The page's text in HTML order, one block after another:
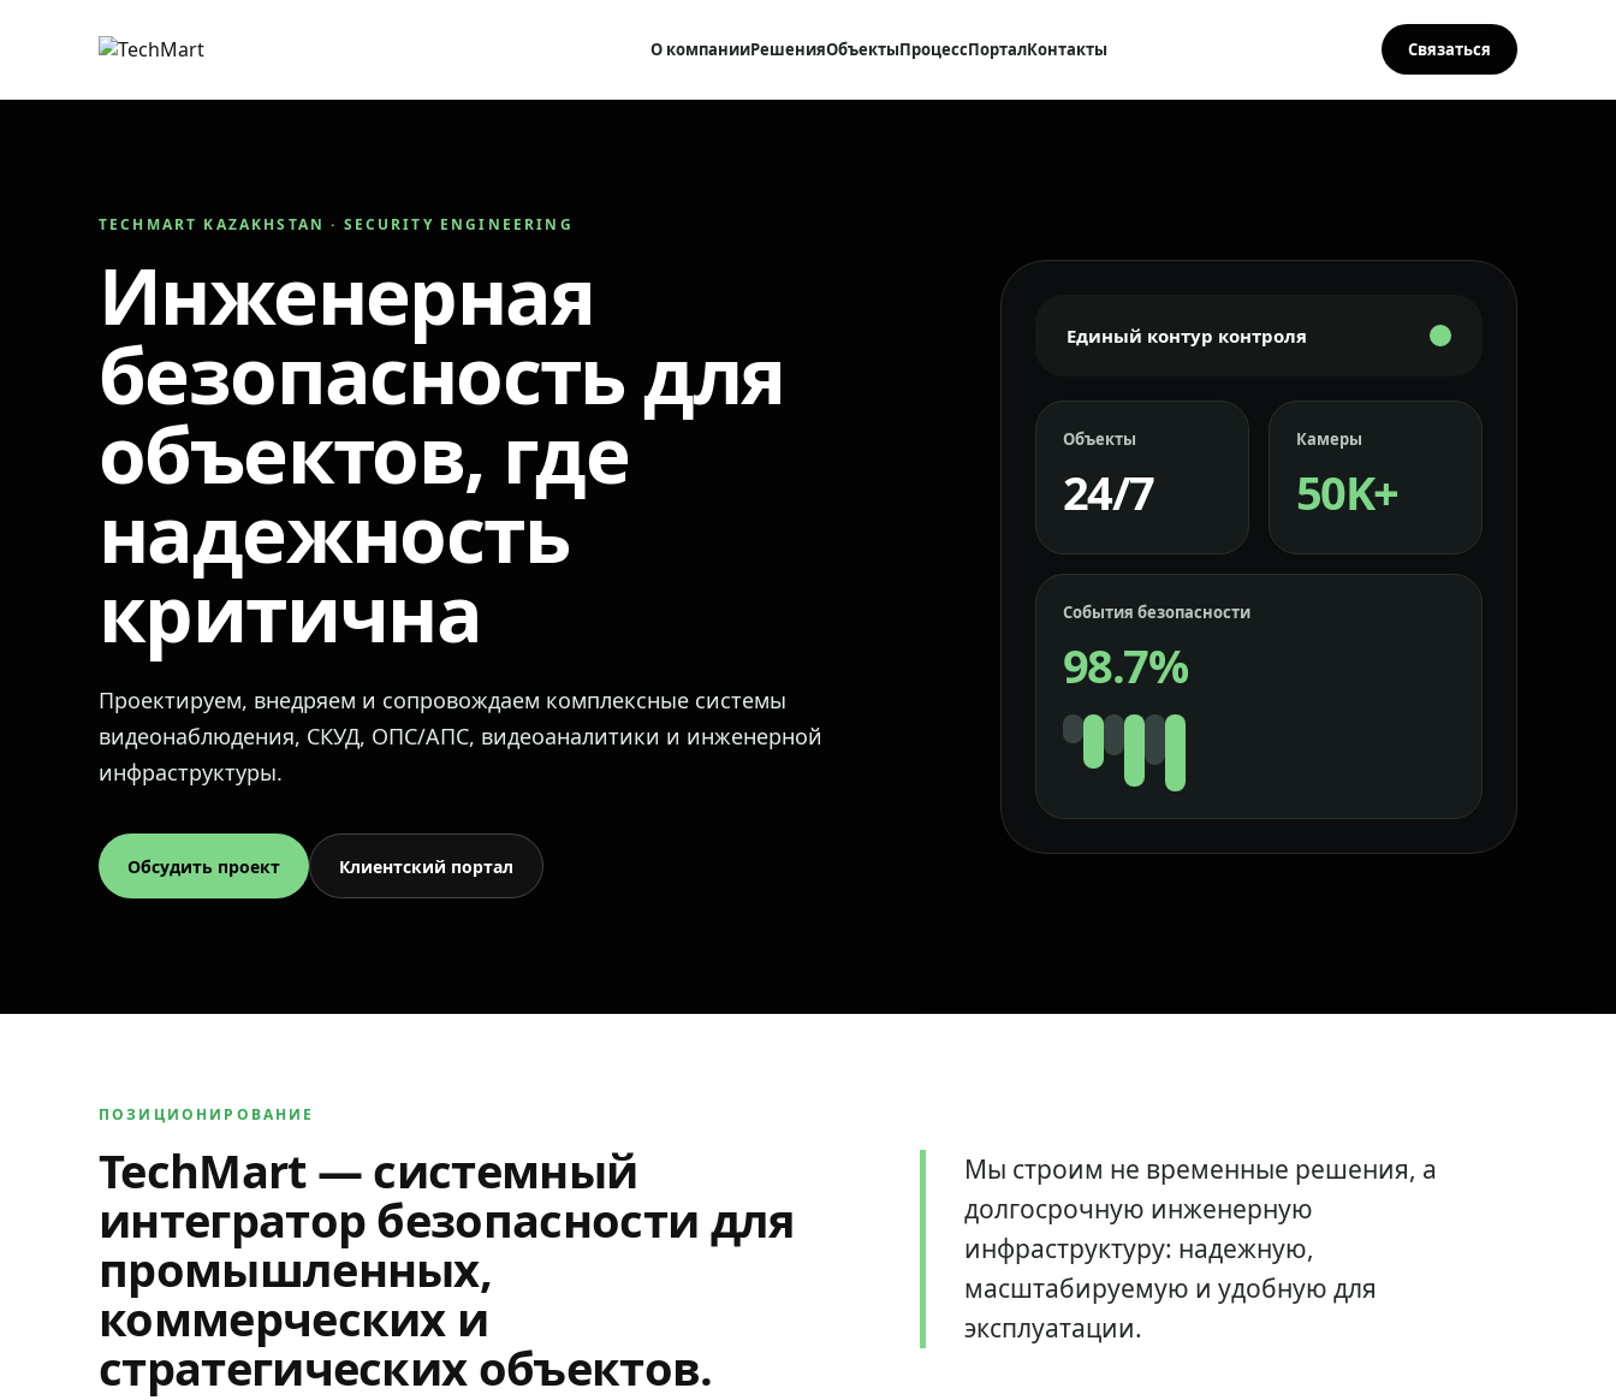
О компанииРешенияОбъектыПроцессПорталКонтакты Связаться
TECHMART KAZAKHSTAN · SECURITY ENGINEERING
Инженерная
безопасность для
объектов, где
надежность
критична
Проектируем, внедряем и сопровождаем комплексные системы
видеонаблюдения, СКУД, ОПС/АПС, видеоаналитики и инженерной
инфраструктуры.
Обсудить проект Клиентский портал
Единый контур контроля
Объекты
24/7
Камеры
50K+
События безопасности
98.7%
ПОЗИЦИОНИРОВАНИЕ
TechMart — системный
интегратор безопасности для
промышленных,
коммерческих и
стратегических объектов.
Мы строим не временные решения, а
долгосрочную инженерную
инфраструктуру: надежную,
масштабируемую и удобную для
эксплуатации.